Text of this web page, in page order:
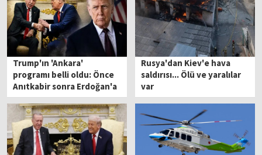
Trump'ın 'Ankara'
programı belli oldu: Önce
Anıtkabir sonra Erdoğan'a
ziyaret
Rusya'dan Kiev'e hava
saldırısı... Ölü ve yaralılar
var